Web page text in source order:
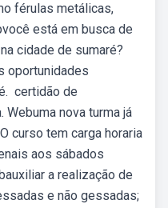
férulas metálicas,
está em busca de
cidade de sumaré?
oportunidades
certidão de
nova turma já
curso tem carga horaria
aos sábados
a realização de
e não gessadas;